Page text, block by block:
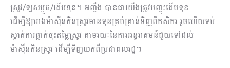
ស្រូវ/ឡសម្ងួត/ដើមទុន។ អញ្ចឹង បានជាយើងត្រូវបញ្ចុះដើមទុន
ដើម្បីឱ្យរោងម៉ាស៊ីនកិនស្រូវមានទុនគ្រប់គ្រាន់ទិញពីកសិករ រួចហើយទប់
ស្កាត់ការធ្លាក់ចុះតម្លៃស្រូវ តាមរយៈនៃការអន្តរាគមន៍ជួយទៅដល់
ម៉ាស៊ីនកិនស្រូវ ដើម្បីទិញយកពីប្រជាពលរដ្ឋ។